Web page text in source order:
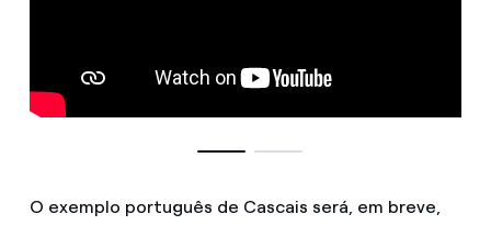
O exemplo português de Cascais será, em breve,